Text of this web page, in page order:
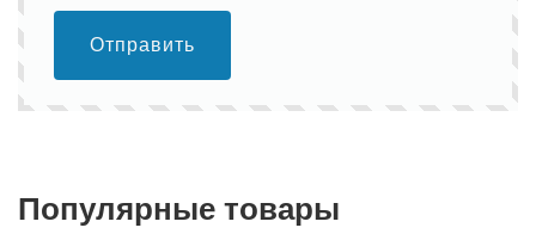
Отправить
Популярные товары